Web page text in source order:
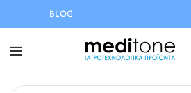
BLOG
Αυγούστου